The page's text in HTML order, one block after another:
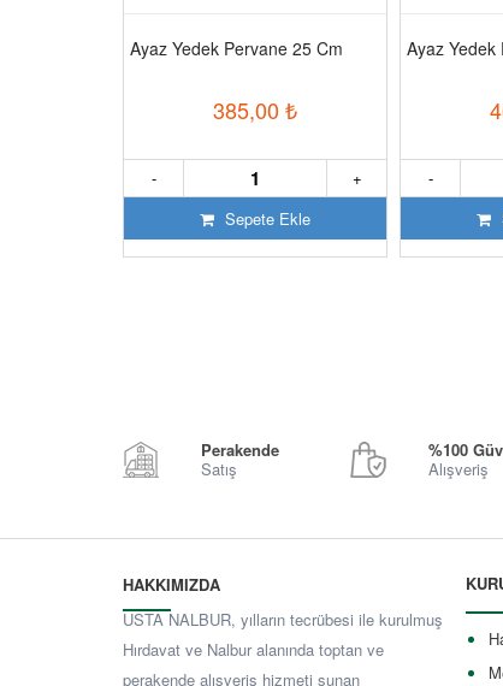
Ayaz Yedek Pervane 25 Cm
385,00 ₺
+
-
Sepete Ekle
Ayaz Yedek
-
Perakende
Satış
%100
Alışveriş
HAKKIMIZDA
USTA NALBUR, yılların tecrübesi ile kurulmuş
Hırdavat ve Nalbur alanında toptan ve
perakende alışveriş hizmeti sunan